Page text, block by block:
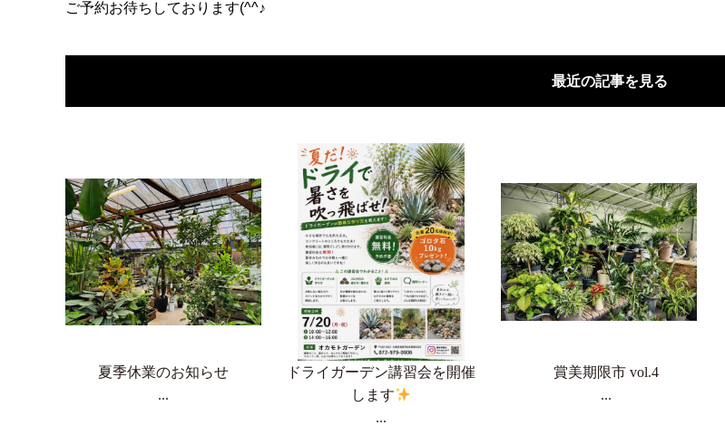
ご予約お待ちしております(^^♪
最近の記事を見る
夏季休業のお知らせ
...
ドライガーデン講習会を開催
します
...
賞美期限市 vol.4
...